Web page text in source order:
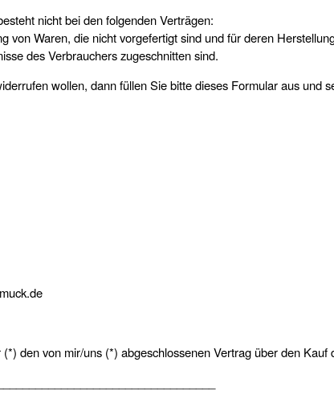
nicht bei den folgenden Verträgen:
von Waren, die nicht vorgefertigt sind und für deren
des Verbrauchers zugeschnitten sind.
wollen, dann füllen Sie bitte dieses Formular aus und
den von mir/uns (*) abgeschlossenen Vertrag über den